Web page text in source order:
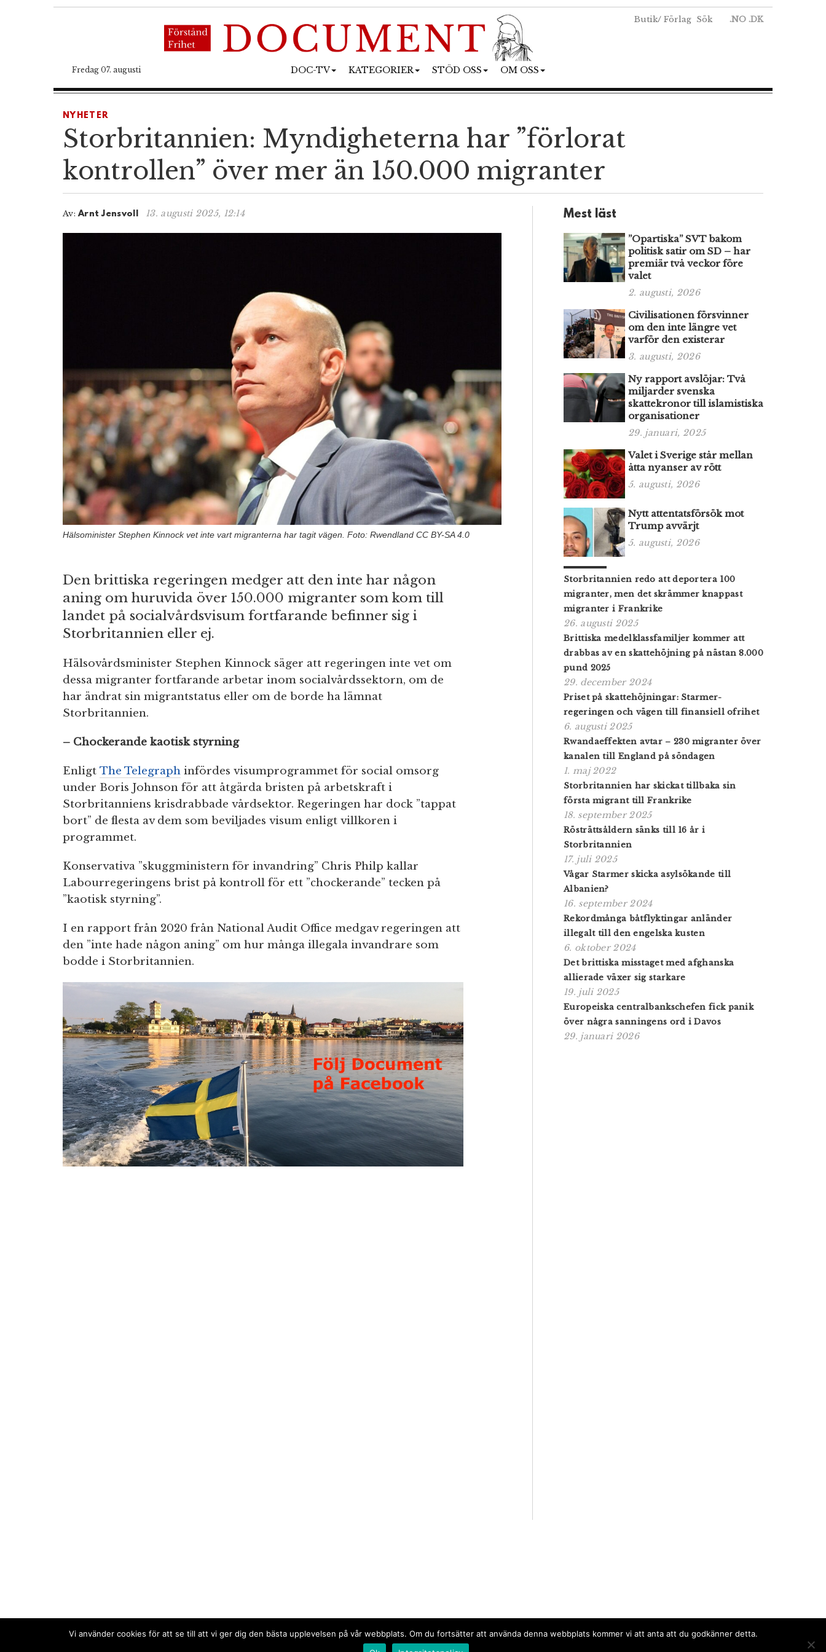
Butik/ Förlag Sök .NO .DK
Fredag 07. augusti DOC-TV KATEGORIER STÖD OSS OM OSS
NYHETER
Storbritannien: Myndigheterna har ”förlorat
kontrollen” över mer än 150.000 migranter
Av: Arnt Jensvoll 13. augusti 2025, 12:14
Hälsominister Stephen Kinnock vet inte vart migranterna har tagit vägen. Foto: Rwendland CC BY-SA 4.0
Den brittiska regeringen medger att den inte har någon
aning om huruvida över 150.000 migranter som kom till
landet på socialvårdsvisum fortfarande befinner sig i
Storbritannien eller ej.
Hälsovårdsminister Stephen Kinnock säger att regeringen inte vet om
dessa migranter fortfarande arbetar inom socialvårdssektorn, om de
har ändrat sin migrantstatus eller om de borde ha lämnat
Storbritannien.
– Chockerande kaotisk styrning
Enligt The Telegraph infördes visumprogrammet för social omsorg
under Boris Johnson för att åtgärda bristen på arbetskraft i
Storbritanniens krisdrabbade vårdsektor. Regeringen har dock ”tappat
bort” de flesta av dem som beviljades visum enligt villkoren i
programmet.
Konservativa ”skuggministern för invandring” Chris Philp kallar
Labourregeringens brist på kontroll för ett ”chockerande” tecken på
”kaotisk styrning”.
I en rapport från 2020 från National Audit Office medgav regeringen att
den ”inte hade någon aning” om hur många illegala invandrare som
bodde i Storbritannien.
Mest läst
”Opartiska” SVT bakom
politisk satir om SD – har
premiär två veckor före
valet
2. augusti, 2026
Civilisationen försvinner
om den inte längre vet
varför den existerar
3. augusti, 2026
Ny rapport avslöjar: Två
miljarder svenska
skattekronor till islamistiska
organisationer
29. januari, 2025
Valet i Sverige står mellan
åtta nyanser av rött
5. augusti, 2026
Nytt attentatsförsök mot
Trump avvärjt
5. augusti, 2026
Storbritannien redo att deportera 100
migranter, men det skrämmer knappast
migranter i Frankrike
26. augusti 2025
Brittiska medelklass­familjer kommer att
drabbas av en skattehöjning på nästan 8.000
pund 2025
29. december 2024
Priset på skattehöjningar: Starmer-
regeringen och vägen till finansiell ofrihet
6. augusti 2025
Rwandaeffekten avtar – 230 migranter över
kanalen till England på söndagen
1. maj 2022
Storbritannien har skickat tillbaka sin
första migrant till Frankrike
18. september 2025
Rösträttsåldern sänks till 16 år i
Storbritannien
17. juli 2025
Vågar Starmer skicka asylsökande till
Albanien?
16. september 2024
Rekordmånga båtflyktingar anländer
illegalt till den engelska kusten
6. oktober 2024
Det brittiska misstaget med afghanska
allierade växer sig starkare
19. juli 2025
Europeiska centralbankschefen fick panik
över några sanningens ord i Davos
29. januari 2026
Vi använder cookies för att se till att vi ger dig den bästa upplevelsen på vår webbplats. Om du fortsätter att använda denna webbplats kommer vi att anta att du godkänner detta.